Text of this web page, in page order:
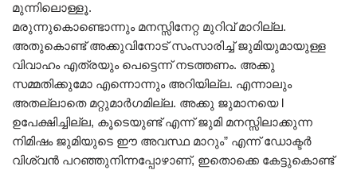
മുന്നിലൊള്ളൂ.
മരുന്നുകൊണ്ടൊന്നും മനസ്സിനേറ്റ മുറിവ് മാറില്ല.
അതുകൊണ്ട് അക്കുവിനോട് സംസാരിച്ച് ജുമിയുമായുള്ള
വിവാഹം എത്രയും പെട്ടെന്ന് നടത്തണം. അക്കു
സമ്മതിക്കുമോ എന്നൊന്നും അറിയില്ല. എന്നാലും
അതല്ലാതെ മറ്റുമാർഗമില്ല. അക്കു ജുമാനയെ l
ഉപേക്ഷിച്ചില്ല, കൂടെയുണ്ട് എന്ന് ജുമി മനസ്സിലാക്കുന്ന
നിമിഷം ജുമിയുടെ ഈ അവസ്ഥ മാറും” എന്ന് ഡോക്ടർ
വിശ്വൻ പറഞ്ഞുനിന്നപ്പോഴാണ്, ഇതൊക്കെ കേട്ടുകൊണ്ട്